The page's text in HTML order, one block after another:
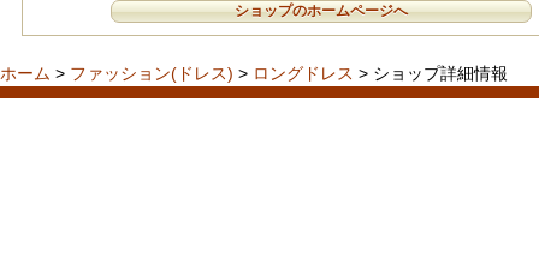
ショップのホームページへ
ホーム > ファッション(ドレス) > ロングドレス > ショップ詳細情報